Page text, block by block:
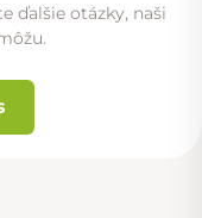
ďalšie otázky, naši